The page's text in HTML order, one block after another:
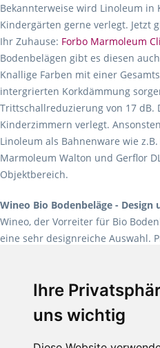
Ihre
uns wichtig
Bekannterweise wird Linoleum in
Kindergärten gerne verlegt. Jetzt
Ihr Zuhause: Forbo Marmoleum
Bodenbelägen gibt es diesen
Knallige Farben mit einer
intergrierten Korkdämmung
Trittschallreduzierung von 17 dB.
Kinderzimmern verlegt.
Linoleum als Bahnenware wie
Marmoleum Walton und Gerflor
Objektbereich.
Wineo Bio Bodenbeläge -
Wineo, der Vorreiter für Bio
eine sehr designreiche Auswahl.
Weichmacher und
Verlegearten ist er für jegliche
Empfehlung:Wineo 1000 Multi
Teppiche für ein angenehmes
machen es